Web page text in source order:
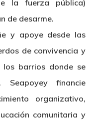
la fuerza pública)
de desarme.
y apoye desde las
de convivencia y
los barrios donde se
Seapoyey financie
organizativo,
comunitaria y